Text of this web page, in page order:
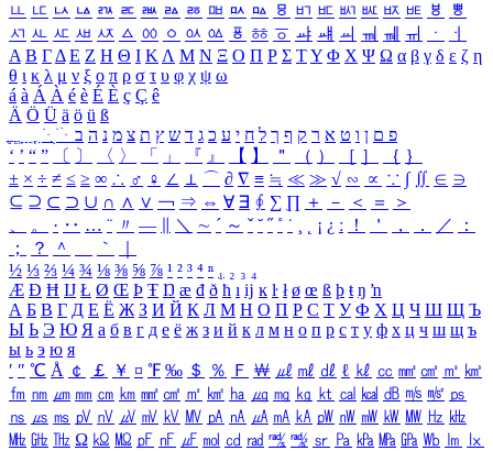
ㅥ ㅦ ㅧ ㅨ ㅩ ㅪ ㅫ ㅬ ㅭ ㅮ ㅯ ㅰ ㅱ ㅲ ㅳ ㅴ ㅵ ㅶ ㅷ ㅸ
ㅹ
ㅺ ㅻ ㅼ ㅽ ㅾ ㅿ ㆀ ㆁ ㆂ ㆃ ㆄ ㆅ ㆆ ㆇ ㆈ ㆉ ㆊ ㆋ ㆌ ㆍ
ㆎ
Α Β ΓΔ Ε Ζ Η Θ Ι ΚΛ Μ Ν Ξ Ο Π Ρ Σ ΤΥ Φ Χ Ψ Ω α β γ δ ε ζ η
θ ι κ λ μ ν ξ ο π ρ σ τ υ φ χ ψ ω
á à Á À é è É È ç Ç ê
Ä Ö Ü ä ö ü ß
ִֶֹ ֻּ ׁׂ פ ם ן ו ט א ר ק ף ך ל ח י ע כ ג ד ש ץ ת צ מ נ ה ב
‘ ’ “ ” 〔 〕 〈 〉 「 」 『 』 【 】 ＂ （ ） ［ ］ ｛ ｝
± × ÷ ≠ ≤ ≥ ∞ ∴ ♂ ♀ ∠ ⊥ ⌒ ∂ ∇ ≡ ≒ ≪ ≫ √ ∽ ∝ ∵ ∫ ∬ ∈ ∋
⊆ ⊇ ⊂ ⊃ ∪ ∩ ∧ ∨ ￢ ⇒ ⇔ ∀ ∃ ∮ ∑ ∏ ＋ － ＜ ＝
＞
、
。 · ‥ … ¨ 〃 ― ＼ ∼ ´ ～ ˇ ˘ ˝ ˚ ˙ ¸ ¡ ¿ ː ！ ＇ ， ． ／
：
；
？ ＾ ｀
½ ⅓ ⅔ ¼ ¾ ⅛ ⅜ ⅝ ⅞ ¹ ² ³ ⁴ ⁿ ₁ ₂ ₃ ₄
Æ Ð Ħ Ĳ Ł Ø Œ Þ Ŧ Ŋ æ đ ð ħ ı ĳ ĸ ŀ ł ø œ ß þ ŧ ŋ ŉ
А Б В Г Д Е Ё Ж З И Й К Л М Н О П Р С Т У Ф Х Ц Ч Ш Щ Ъ
Ы Ь Э Ю Я а б в г д е ё ж з и й к л м н о п р с т у ф х ц ч ш щ ъ
ы ь э ю я
′ ″ ℃ Å ￠ ￡ ￥ ¤ ℉ ‰ ＄ ％ Ｆ ￦ ㎕ ㎖ ㎗ ℓ ㎘ ㏄ ㎣ ㎤ ㎥ ㎦
㎙ ㎚ ㎛ ㎜ ㎝ ㎞ ㎟ ㎠ ㎡ ㎢ ㏊ ㎍ ㎎ ㎏ ㏏ ㎈ ㎉ ㏈ ㎧ ㎨ ㎰
㎱ ㎲ ㎳ ㎴ ㎵ ㎶ ㎷ ㎸ ㎹ ㎀ ㎁ ㎂ ㎃ ㎄ ㎺ ㎻ ㎽ ㎾ ㎿ ㎐ ㎑
㎒ ㎓ ㎔ Ω ㏀ ㏁ ㎊ ㎋ ㎌ ㏖ ㏅ ㎭ ㎮ ㎯ ㏛ ㎩ ㎪ ㎫ ㎬ ㏝ ㏐
㏓